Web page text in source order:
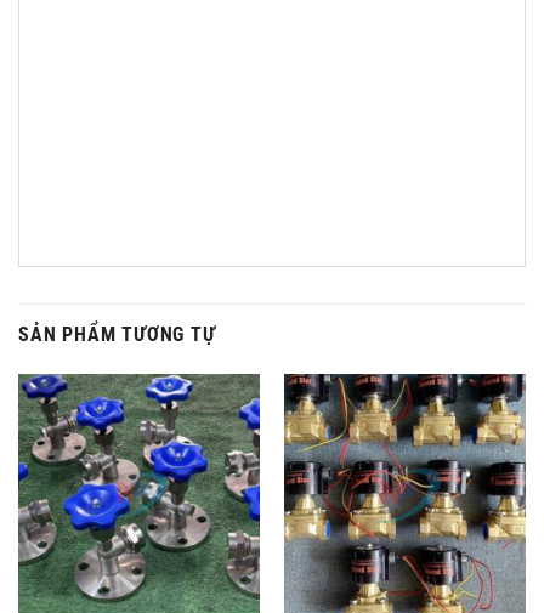
SẢN PHẨM TƯƠNG TỰ